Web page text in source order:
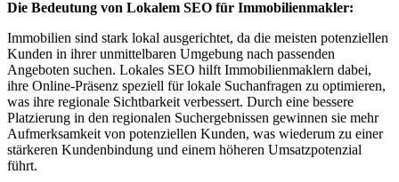
Die Bedeutung von Lokalem SEO für Immobilienmakler:
Immobilien sind stark lokal ausgerichtet, da die meisten potenziellen
Kunden in ihrer unmittelbaren Umgebung nach passenden
Angeboten suchen. Lokales SEO hilft Immobilienmaklern dabei,
ihre Online-Präsenz speziell für lokale Suchanfragen zu optimieren,
was ihre regionale Sichtbarkeit verbessert. Durch eine bessere
Platzierung in den regionalen Suchergebnissen gewinnen sie mehr
Aufmerksamkeit von potenziellen Kunden, was wiederum zu einer
stärkeren Kundenbindung und einem höheren Umsatzpotenzial
führt.